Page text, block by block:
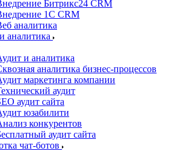
Битрикс24 CRM
1C CRM
аналитика
аналитика
и аналитика
аналитика бизнес-процессов
маркетинга компании
аудит
аудит сайта
юзабилити
конкурентов
аудит сайта
чат-ботов